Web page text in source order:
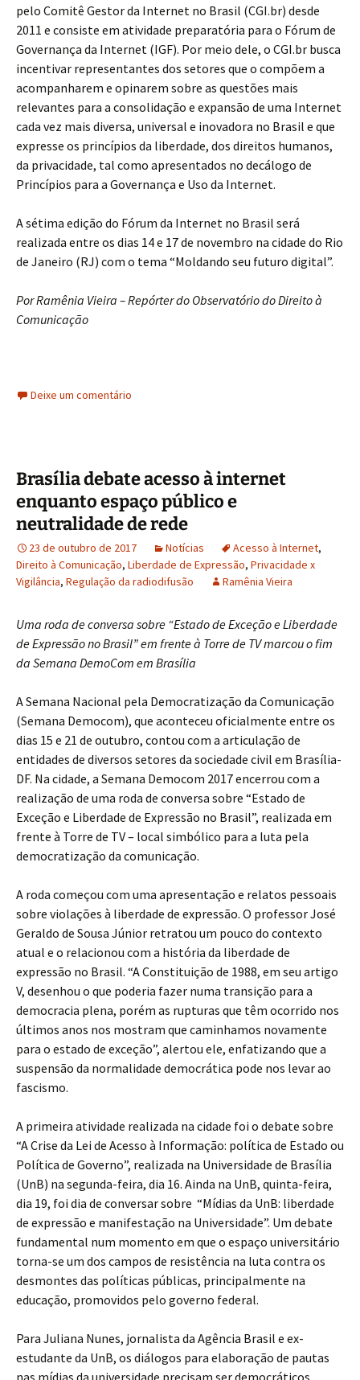
pelo Comitê Gestor da Internet no Brasil (CGI.br) desde
2011 e consiste em atividade preparatória para o Fórum de
Governança da Internet (IGF). Por meio dele, o CGI.br busca
incentivar representantes dos setores que o compõem a
acompanharem e opinarem sobre as questões mais
relevantes para a consolidação e expansão de uma Internet
cada vez mais diversa, universal e inovadora no Brasil e que
expresse os princípios da liberdade, dos direitos humanos,
da privacidade, tal como apresentados no decálogo de
Princípios para a Governança e Uso da Internet.
A sétima edição do Fórum da Internet no Brasil será
realizada entre os dias 14 e 17 de novembro na cidade do Rio
de Janeiro (RJ) com o tema “Moldando seu futuro digital”.
Por Ramênia Vieira – Repórter do Observatório do Direito à
Comunicação
Deixe um comentário
Brasília debate acesso à internet
enquanto espaço público e
neutralidade de rede
23 de outubro de 2017 Notícias Acesso à Internet,
Direito à Comunicação, Liberdade de Expressão, Privacidade x
Vigilância, Regulação da radiodifusão Ramênia Vieira
Uma roda de conversa sobre “Estado de Exceção e Liberdade
de Expressão no Brasil” em frente à Torre de TV marcou o fim
da Semana DemoCom em Brasília
A Semana Nacional pela Democratização da Comunicação
(Semana Democom), que aconteceu oficialmente entre os
dias 15 e 21 de outubro, contou com a articulação de
entidades de diversos setores da sociedade civil em Brasília-
DF. Na cidade, a Semana Democom 2017 encerrou com a
realização de uma roda de conversa sobre “Estado de
Exceção e Liberdade de Expressão no Brasil”, realizada em
frente à Torre de TV – local simbólico para a luta pela
democratização da comunicação.
A roda começou com uma apresentação e relatos pessoais
sobre violações à liberdade de expressão. O professor José
Geraldo de Sousa Júnior retratou um pouco do contexto
atual e o relacionou com a história da liberdade de
expressão no Brasil. “A Constituição de 1988, em seu artigo
V, desenhou o que poderia fazer numa transição para a
democracia plena, porém as rupturas que têm ocorrido nos
últimos anos nos mostram que caminhamos novamente
para o estado de exceção”, alertou ele, enfatizando que a
suspensão da normalidade democrática pode nos levar ao
fascismo.
A primeira atividade realizada na cidade foi o debate sobre
“A Crise da Lei de Acesso à Informação: política de Estado ou
Política de Governo”, realizada na Universidade de Brasília
(UnB) na segunda-feira, dia 16. Ainda na UnB, quinta-feira,
dia 19, foi dia de conversar sobre “Mídias da UnB: liberdade
de expressão e manifestação na Universidade”. Um debate
fundamental num momento em que o espaço universitário
torna-se um dos campos de resistência na luta contra os
desmontes das políticas públicas, principalmente na
educação, promovidos pelo governo federal.
Para Juliana Nunes, jornalista da Agência Brasil e ex-
estudante da UnB, os diálogos para elaboração de pautas
nas mídias da universidade precisam ser democráticos.